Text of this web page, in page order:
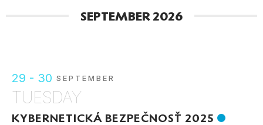
SEPTEMBER 2026
29 - 30 SEPTEMBER
TUESDAY
KYBERNETICKÁ BEZPEČNOSŤ 2025